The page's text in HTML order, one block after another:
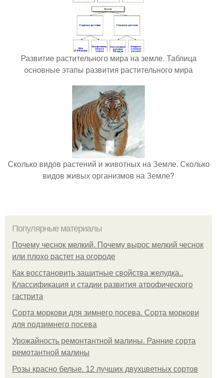
Развитие растительного мира на земле. Таблица
основные этапы развития растительного мира
Сколько видов растений и животных на Земле. Сколько
видов живых организмов на Земле?
Популярные материалы
Почему чеснок мелкий. Почему вырос мелкий чеснок
или плохо растет на огороде
Как восстановить защитные свойства желудка..
Классификация и стадии развития атрофического
гастрита
Сорта моркови для зимнего посева. Сорта моркови
для подзимнего посева
Урожайность ремонтантной малины. Ранние сорта
ремотантной малины
Розы красно белые. 12 лучших двухцветных сортов